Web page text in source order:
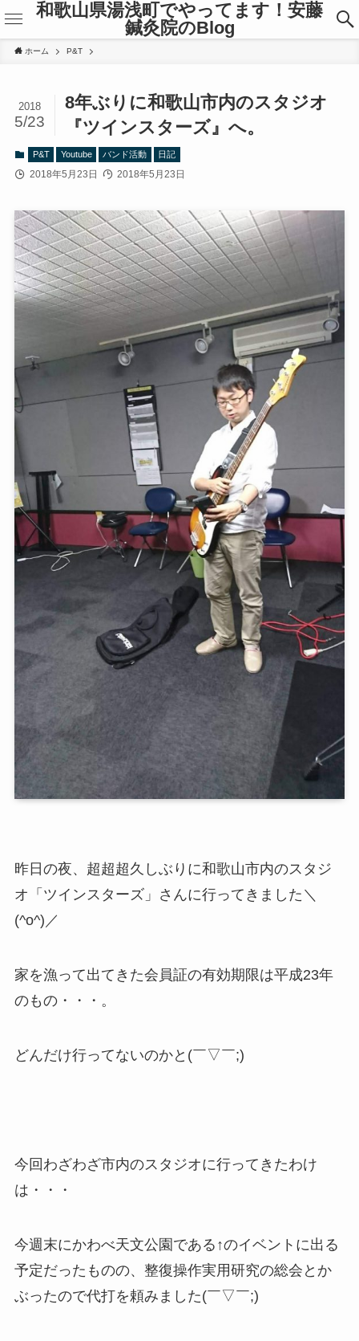
和歌山県湯浅町でやってます！安藤
鍼灸院のBlog
ホーム P&T
8年ぶりに和歌山市内のスタジオ
『ツインスターズ』へ。
2018
5/23
P&T Youtube バンド活動 日記
2018年5月23日 2018年5月23日
昨日の夜、超超超久しぶりに和歌山市内のスタジ
オ「ツインスターズ」さんに行ってきました＼
(^o^)／
家を漁って出てきた会員証の有効期限は平成23年
のもの・・・。
どんだけ行ってないのかと(￣▽￣;)
今回わざわざ市内のスタジオに行ってきたわけ
は・・・
今週末にかわべ天文公園である↑のイベントに出る
予定だったものの、整復操作実用研究の総会とか
ぶったので代打を頼みました(￣▽￣;)